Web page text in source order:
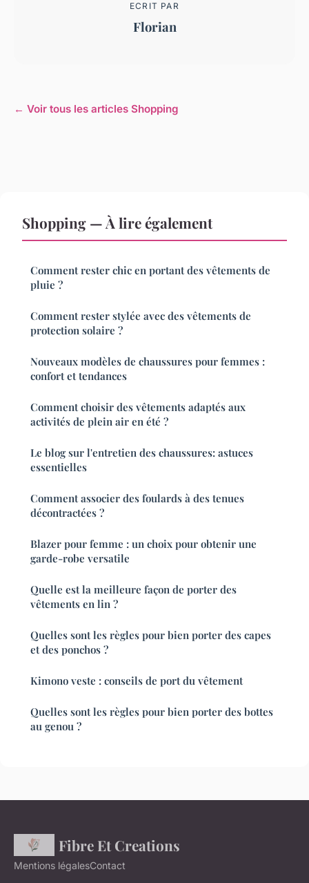
ECRIT PAR
Florian
← Voir tous les articles Shopping
Shopping — À lire également
Comment rester chic en portant des vêtements de
pluie ?
Comment rester stylée avec des vêtements de
protection solaire ?
Nouveaux modèles de chaussures pour femmes :
confort et tendances
Comment choisir des vêtements adaptés aux
activités de plein air en été ?
Le blog sur l'entretien des chaussures: astuces
essentielles
Comment associer des foulards à des tenues
décontractées ?
Blazer pour femme : un choix pour obtenir une
garde-robe versatile
Quelle est la meilleure façon de porter des
vêtements en lin ?
Quelles sont les règles pour bien porter des capes
et des ponchos ?
Kimono veste : conseils de port du vêtement
Quelles sont les règles pour bien porter des bottes
au genou ?
Fibre Et Creations
Mentions légalesContact